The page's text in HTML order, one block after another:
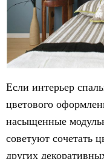
Если интерьер
цветового
насыщенные
советуют сочетать
других